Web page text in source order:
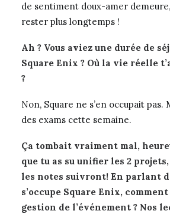
de sentiment doux-amer demeure,
rester plus longtemps !
Ah ? Vous aviez une durée de
Square Enix ? Où la vie réelle
?
Non, Square ne s’en occupait pas.
des exams cette semaine.
Ça tombait vraiment mal,
que tu as su unifier les 2
les notes suivront! En parlant
s’occupe Square Enix,
gestion de l’événement ? Nos